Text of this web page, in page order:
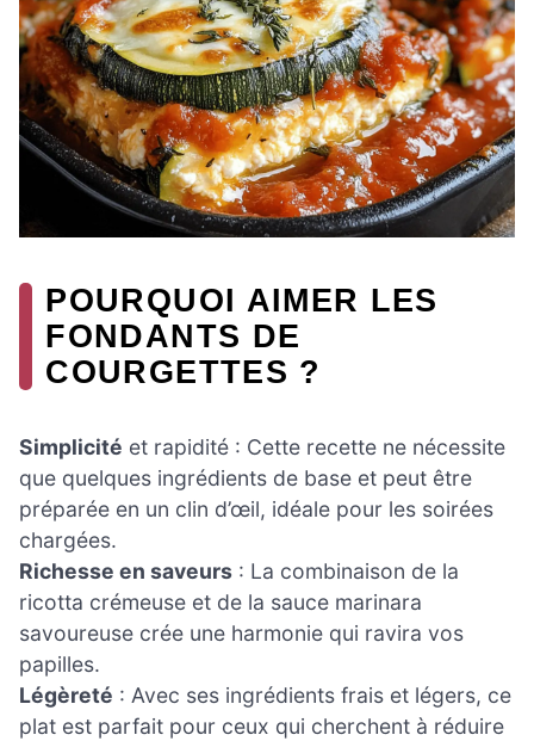
POURQUOI AIMER LES
FONDANTS DE
COURGETTES ?
Simplicité et rapidité : Cette recette ne nécessite
que quelques ingrédients de base et peut être
préparée en un clin d’œil, idéale pour les soirées
chargées.
Richesse en saveurs : La combinaison de la
ricotta crémeuse et de la sauce marinara
savoureuse crée une harmonie qui ravira vos
papilles.
Légèreté : Avec ses ingrédients frais et légers, ce
plat est parfait pour ceux qui cherchent à réduire